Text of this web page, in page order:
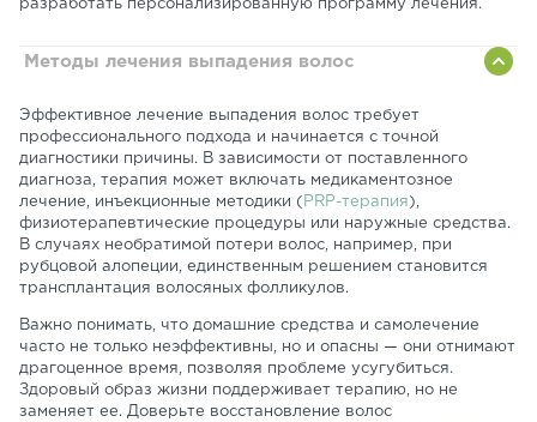
разработать персонализированную программу лечения.
Методы лечения выпадения волос
Эффективное лечение выпадения волос требует
профессионального подхода и начинается с точной
диагностики причины. В зависимости от поставленного
диагноза, терапия может включать медикаментозное
лечение, инъекционные методики ( PRP-терапия),
физиотерапевтические процедуры или наружные средства.
В случаях необратимой потери волос, например, при
рубцовой алопеции, единственным решением становится
трансплантация волосяных фолликулов.
Важно понимать, что домашние средства и самолечение
часто не только неэффективны, но и опасны — они отнимают
драгоценное время, позволяя проблеме усугубиться.
Здоровый образ жизни поддерживает терапию, но не
заменяет ее. Доверьте восстановление волос